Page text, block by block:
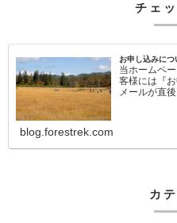
チェ
お申し込みにつ
当ホームペ
客様には『
メールが直
blog.forestrek.com
カ